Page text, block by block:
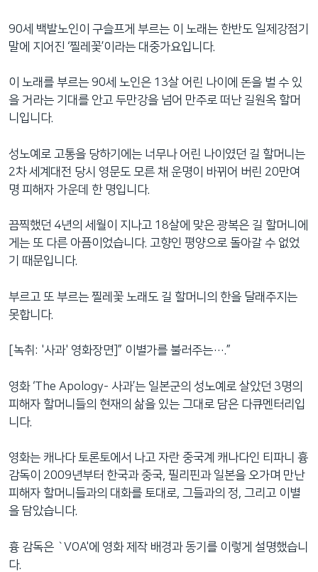
90세 백발노인이 구슬프게 부르는 이 노래는 한반도 일제강점기
말에 지어진 ‘찔레꽃’이라는 대중가요입니다.
이 노래를 부르는 90세 노인은 13살 어린 나이에 돈을 벌 수 있
을 거라는 기대를 안고 두만강을 넘어 만주로 떠난 길원옥 할머
니입니다.
성노예로 고통을 당하기에는 너무나 어린 나이였던 길 할머니는
2차 세계대전 당시 영문도 모른 채 운명이 바뀌어 버린 20만여
명 피해자 가운데 한 명입니다.
끔찍했던 4년의 세월이 지나고 18살에 맞은 광복은 길 할머니에
게는 또 다른 아픔이었습니다. 고향인 평양으로 돌아갈 수 없었
기 때문입니다.
부르고 또 부르는 찔레꽃 노래도 길 할머니의 한을 달래주지는
못합니다.
[녹취: '사과' 영화장면]” 이별가를 불러주는….”
영화 ‘The Apology- 사과’는 일본군의 성노예로 살았던 3명의
피해자 할머니들의 현재의 삶을 있는 그대로 담은 다큐멘터리입
니다.
영화는 캐나다 토론토에서 나고 자란 중국계 캐나다인 티파니 흉
감독이 2009년부터 한국과 중국, 필리핀과 일본을 오가며 만난
피해자 할머니들과의 대화를 토대로, 그들과의 정, 그리고 이별
을 담았습니다.
흉 감독은 `VOA'에 영화 제작 배경과 동기를 이렇게 설명했습니
다.